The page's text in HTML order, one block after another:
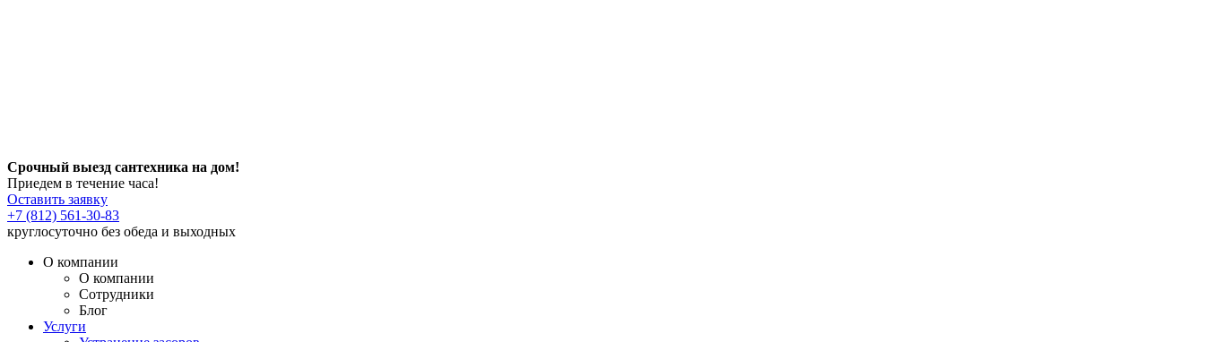
Срочный выезд сантехника на дом!
Приедем в течение часа!
Оставить заявку
+7 (812) 561-30-83
круглосуточно без обеда и выходных
О компании
О компании
Сотрудники
Блог
Услуги